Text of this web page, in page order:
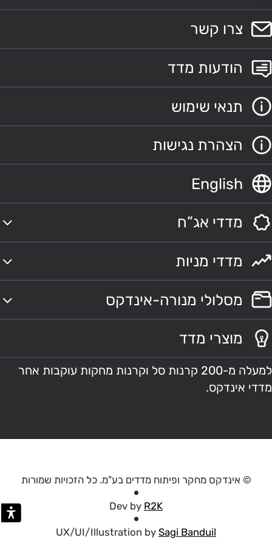
צרו קשר
הודעות מדד
תנאי שימוש
הצהרת נגישות
English
מדדי אג”ח
מדדי מניות
מסלולי מנורה-אינדקס
מוצרי מדד
למעלה מ-200 קרנות סל וקרנות מחקות עוקבות אחר
מדדי אינדקס.
© אינדקס מחקר ופיתוח מדדים בע"מ. כל הזכויות שמורות
Dev by R2K
UX/UI/Illustration by Sagi Banduil